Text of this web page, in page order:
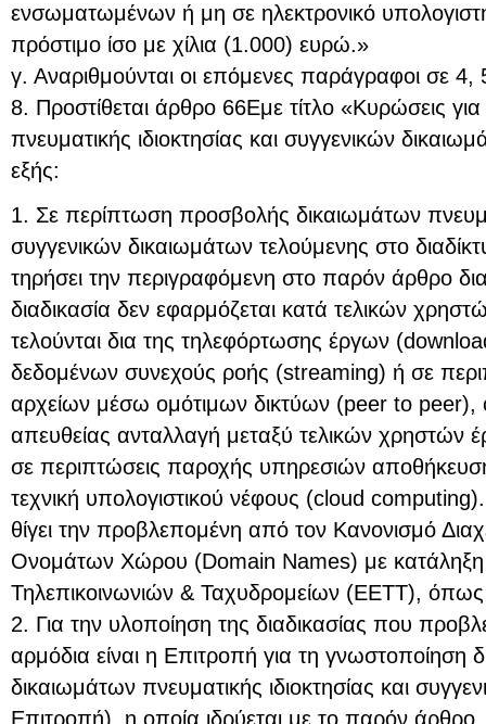
ενσωματωμένων ή μη σε ηλεκτρονικό υπολογιστή,
πρόστιμο ίσο με χίλια (1.000) ευρώ.»
γ. Αναριθμούνται οι επόμενες παράγραφοι σε 4,
8. Προστίθεται άρθρο 66Εμε τίτλο «Κυρώσεις
πνευματικής ιδιοκτησίας και συγγενικών
εξής:
1. Σε περίπτωση προσβολής δικαιωμάτων
συγγενικών δικαιωμάτων τελούμενης στο
τηρήσει την περιγραφόμενη στο παρόν άρθρο
διαδικασία δεν εφαρμόζεται κατά τελικών
τελούνται δια της τηλεφόρτωσης έργων
δεδομένων συνεχούς ροής (streaming) ή σε
αρχείων μέσω ομότιμων δικτύων (peer to peer),
απευθείας ανταλλαγή μεταξύ τελικών χρηστών
σε περιπτώσεις παροχής υπηρεσιών
τεχνική υπολογιστικού νέφους (cloud
θίγει την προβλεπoμένη από τον Κανονισμό
Ονομάτων Χώρου (Domain Names) με κατάληξη
Τηλεπικοινωνιών & Ταχυδρομείων (ΕΕΤΤ), όπως
2. Για την υλοποίηση της διαδικασίας που
αρμόδια είναι η Επιτροπή για τη γνωστοποίηση
δικαιωμάτων πνευματικής ιδιοκτησίας και
Επιτροπή), η οποία ιδρύεται με το παρόν